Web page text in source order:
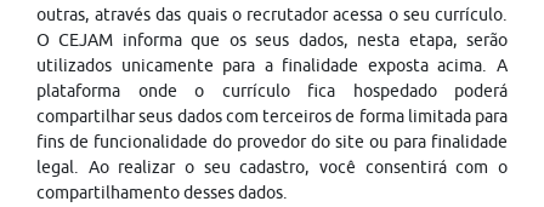
outras, através das quais o recrutador acessa o seu currículo.
O CEJAM informa que os seus dados, nesta etapa, serão
utilizados unicamente para a finalidade exposta acima. A
plataforma onde o currículo fica hospedado poderá
compartilhar seus dados com terceiros de forma limitada para
fins de funcionalidade do provedor do site ou para finalidade
legal. Ao realizar o seu cadastro, você consentirá com o
compartilhamento desses dados.